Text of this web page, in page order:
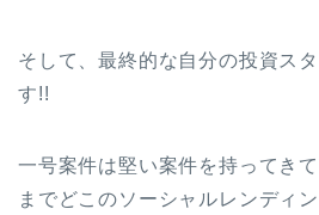
そして、最終的な自分の投資ス
す!!
一号案件は堅い案件を持ってき
までどこのソーシャルレンディ